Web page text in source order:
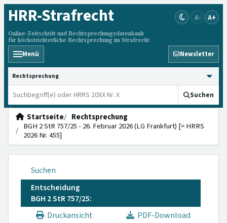
HRR-Strafrecht
Online-Zeitschrift und Rechtsprechungsdatenbank
für höchstrichterliche Rechtsprechung im Strafrecht
A- A+
Menü Newsletter
HRRS durchsuchen
Suchen
Startseite
Rechtsprechung
BGH 2 StR 757/25 - 26. Februar 2026 (LG Frankfurt) [= HRRS
2026 Nr. 455]
Suchen
Entscheidung
BGH 2 StR 757/25:
Druckansicht
PDF-Download